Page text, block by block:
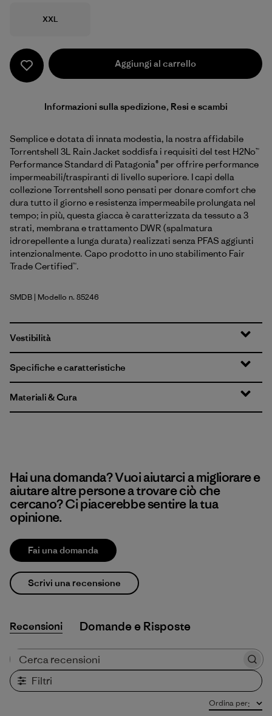
Taglia
XXL
Aggiungi al carrello
Informazioni sulla spedizione, Resi e scambi
Semplice e dotata di innata modestia, la nostra affidabile
Torrentshell 3L Rain Jacket soddisfa i requisiti del test H2No™
Performance Standard di Patagonia® per offrire performance
impermeabili/traspiranti di livello superiore. I capi della
collezione Torrentshell sono pensati per donare comfort che
dura tutto il giorno e resistenza impermeabile prolungata nel
tempo; in più, questa giacca è caratterizzata da tessuto a 3
strati, membrana e trattamento DWR (spalmatura
idrorepellente a lunga durata) realizzati senza PFAS aggiunti
intenzionalmente. Capo prodotto in uno stabilimento Fair
Trade Certified™.
Smolder Blue
SMDB | Modello n. 85246
Vestibilità
Specifiche e caratteristiche
Materiali & Cura
Hai una domanda? Vuoi aiutarci a migliorare e
aiutare altre persone a trovare ciò che
cercano? Ci piacerebbe sentire la tua
opinione.
Fai una domanda
Scrivi una recensione
Recensioni
Filtri
Ordina per: